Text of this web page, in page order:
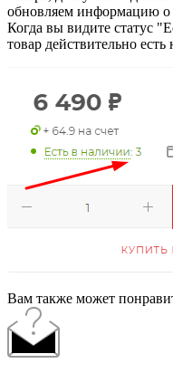
обновляем информацию о
Когда вы видите статус
товар действительно
Вам также может